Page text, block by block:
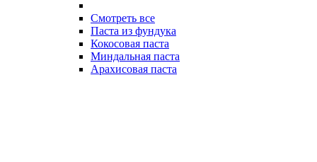
Смотреть все
Паста из фундука
Кокосовая паста
Миндальная паста
Арахисовая паста